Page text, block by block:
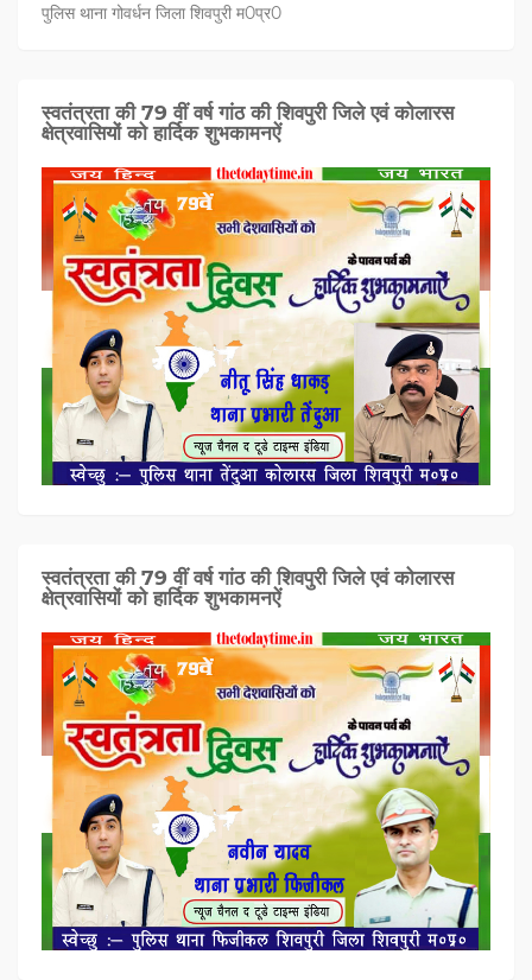
पुलिस थाना गोवर्धन जिला शिवपुरी म0प्र0
स्वतंत्रता की 79 वीं वर्ष गांठ की शिवपुरी जिले एवं कोलारस
क्षेत्रवासियों को हार्दिक शुभकामनऐं
स्वतंत्रता की 79 वीं वर्ष गांठ की शिवपुरी जिले एवं कोलारस
क्षेत्रवासियों को हार्दिक शुभकामनऐं